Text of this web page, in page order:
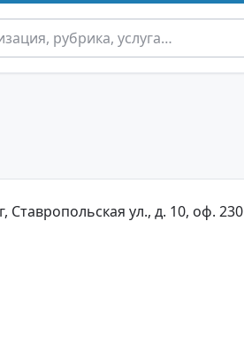
Ставропольская ул., д. 10, оф. 230